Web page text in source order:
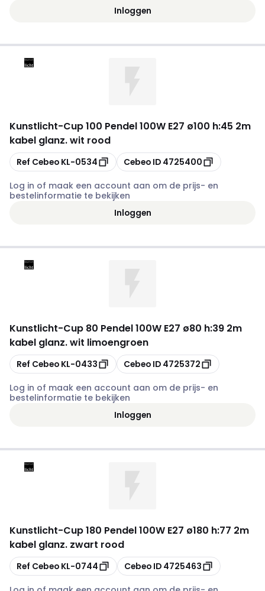
Inloggen
Kunstlicht-Cup 100 Pendel 100W E27 ø100 h:45 2m
kabel glanz. wit rood
Kopiëren
Ref Cebeo KL-0534 Kopiëren
Cebeo ID 4725400
Log in of maak een account aan om de prijs- en
bestelinformatie te bekijken
Inloggen
Kunstlicht-Cup 80 Pendel 100W E27 ø80 h:39 2m
kabel glanz. wit limoengroen
Kopiëren
Ref Cebeo KL-0433 Kopiëren
Cebeo ID 4725372
Log in of maak een account aan om de prijs- en
bestelinformatie te bekijken
Inloggen
Kunstlicht-Cup 180 Pendel 100W E27 ø180 h:77 2m
kabel glanz. zwart rood
Kopiëren
Ref Cebeo KL-0744 Kopiëren
Cebeo ID 4725463